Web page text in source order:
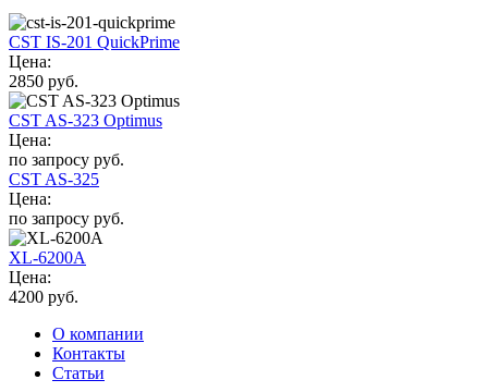
CST IS-201 QuickPrime
Цена:
2850 руб.
CST AS-323 Optimus
Цена:
по запросу руб.
CST AS-325
Цена:
по запросу руб.
XL-6200A
Цена:
4200 руб.
О компании
Контакты
Статьи